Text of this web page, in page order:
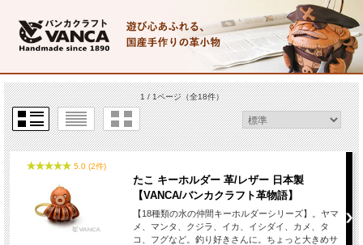
1 / 1ページ（全18件）
5.0 (2件)
たこ キーホルダー 革/レザー 日本製
【VANCA/バンカクラフト革物語】
【18種類の水の仲間キーホルダーシリーズ】。ヤマ
メ、マンタ、クジラ、イカ、イシダイ、カメ、タ
コ、フグなど。釣り好きさんに。ちょっと大きめサ